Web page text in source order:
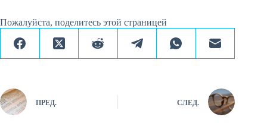
Пожалуйста, поделитесь этой страницей
ПРЕД. СЛЕД.